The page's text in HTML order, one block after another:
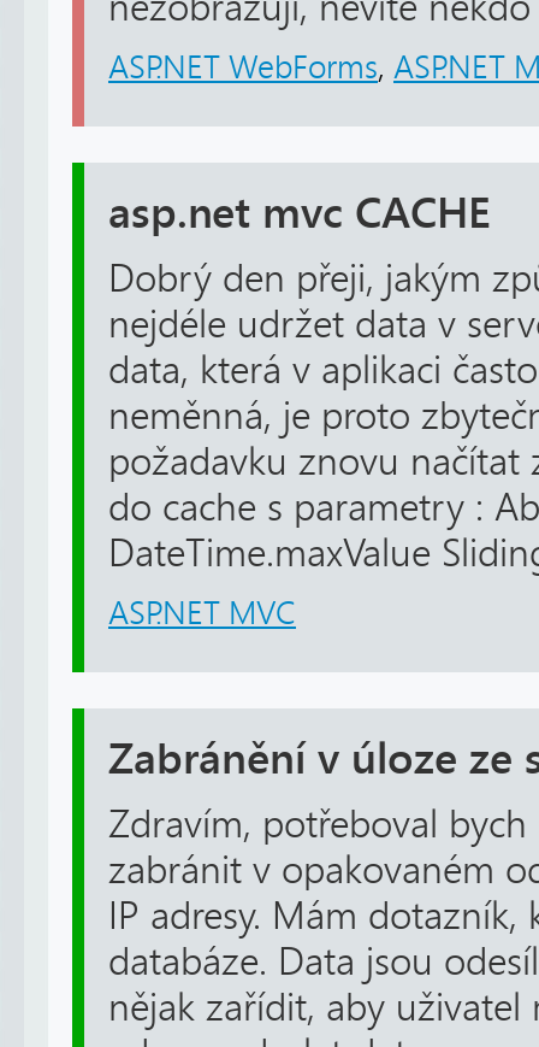
ASP.NET WebForms, ASP.NET
asp.net mvc CACHE
Dobrý den přeji, jakým
nejdéle udržet data v
data, která v aplikaci
neměnná, je proto
požadavku znovu načítat
do cache s parametry :
DateTime.maxValue
ASP.NET MVC
Zabránění v úloze ze
Zdravím, potřeboval bych
zabránit v opakovaném
IP adresy. Mám
databáze. Data jsou
nějak zařídit, aby uživatel